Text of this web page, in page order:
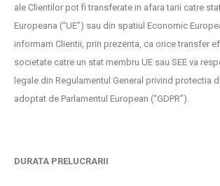
ale Clientilor pot fi transferate in afara tarii catre
Europeana (“UE”) sau din spatiul Economic
informam Clientii, prin prezenta, ca orice transfer
societate catre un stat membru UE sau SEE va
legale din Regulamentul General privind protectia
adoptat de Parlamentul European (“GDPR”).
DURATA PRELUCRARII